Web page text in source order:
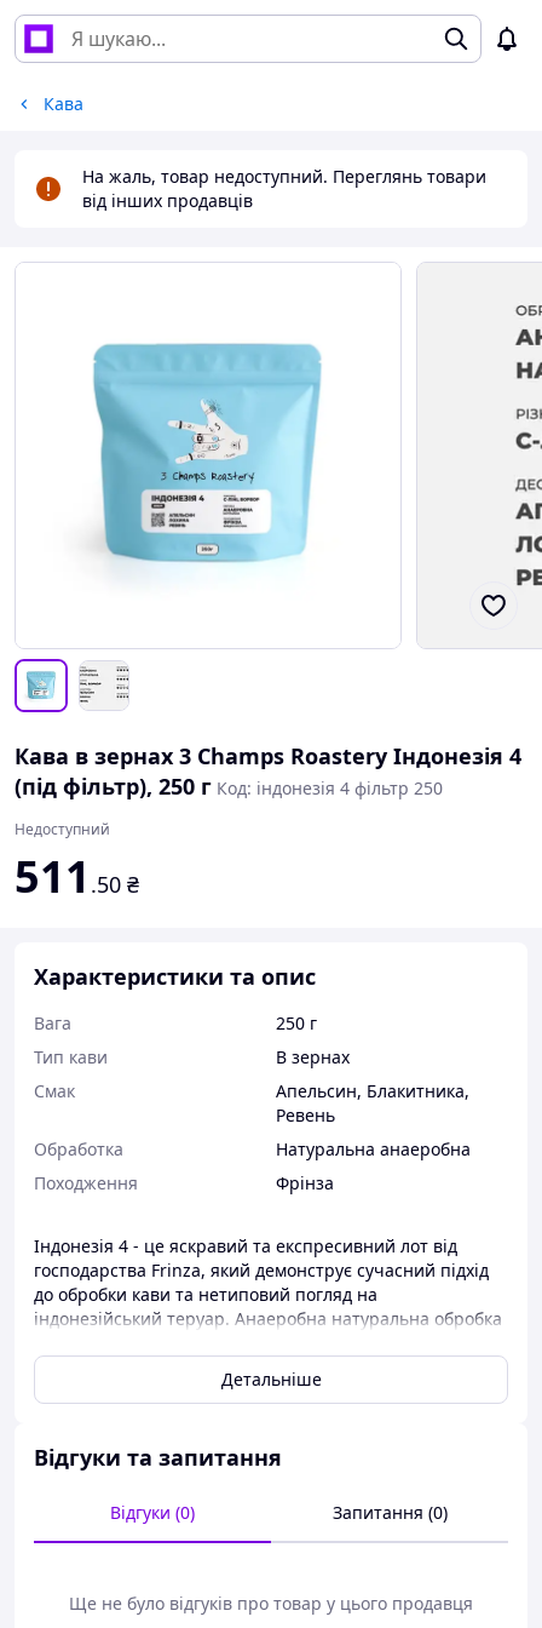
Кава
На жаль, товар недоступний. Переглянь товари
від інших продавців
Кава в зернах 3 Champs Roastery Індонезія 4
(під фільтр), 250 г Код: індонезія 4 фільтр 250
Недоступний
511 .50 ₴
Характеристики та опис
Вага
250 г
Тип кави
В зернах
Смак
Апельсин, Блакитника,
Ревень
Обработка
Натуральна анаеробна
Походження
Фрінза
Індонезія 4 - це яскравий та експресивний лот від
господарства Frinza, який демонструє сучасний підхід
до обробки кави та нетиповий погляд на
індонезійський теруар. Анаеробна натуральна обробка
фруктовими та алкогольними відтінками.
кислотність додає смаку глибини та соковитості, а
ароматі відчуваються тропічні та алкогольні відтінки,
які роблять каву багатогранною та незабутньою.
та відтінками рому. Це кава для тих, хто любить яскраві,
Детальніше
Відгуки та запитання
Відгуки (0) Запитання (0)
Ще не було відгуків про товар у цього продавця